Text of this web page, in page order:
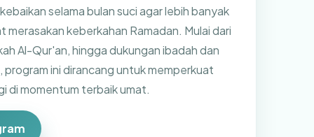
selama bulan suci agar lebih banyak
merasakan keberkahan Ramadan. Mulai dari
Al-Qur'an, hingga dukungan ibadah dan
program ini dirancang untuk memperkuat
di momentum terbaik umat.